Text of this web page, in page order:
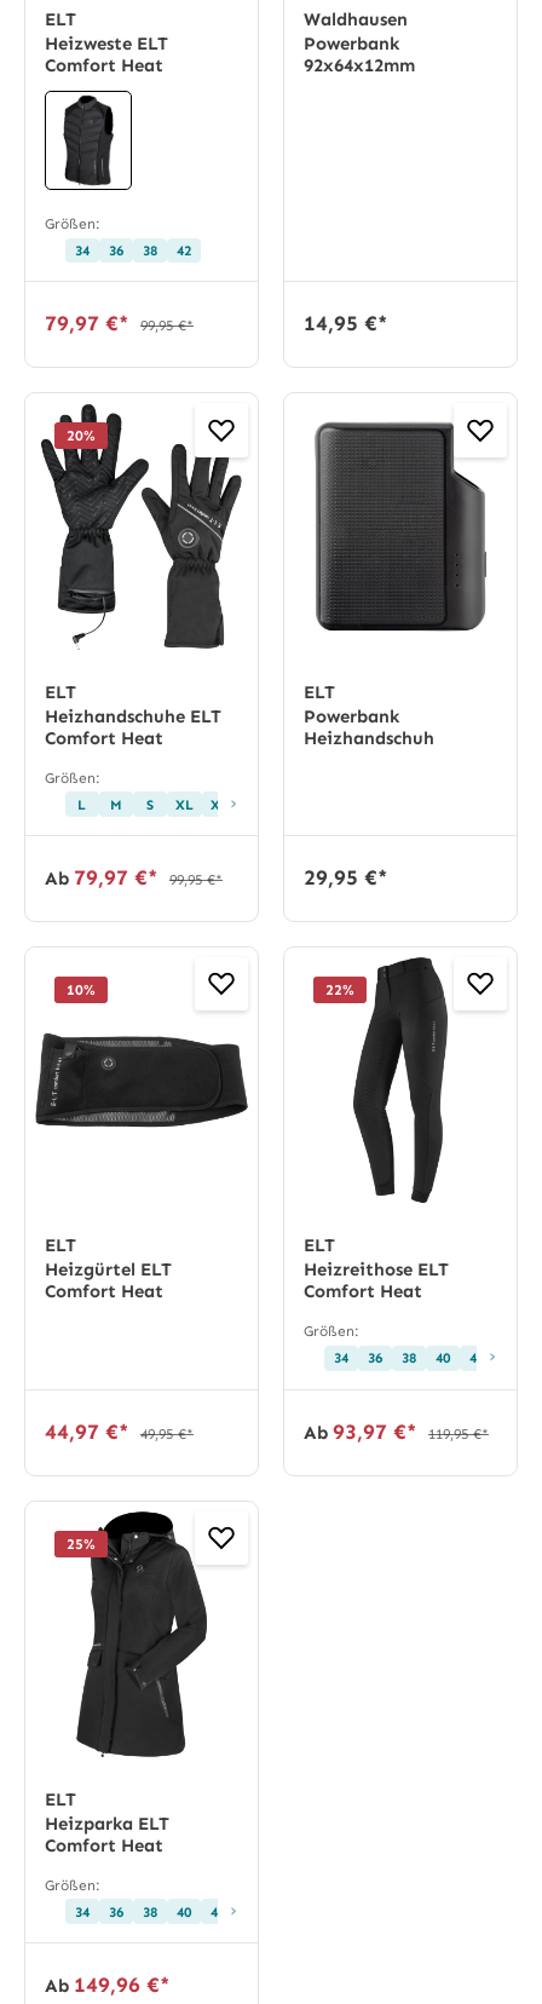
ELT
Heizweste ELT
Comfort Heat
Größen:
34
36 38 42
79,97 €* 99,95 €*
Waldhausen
Powerbank
92x64x12mm
14,95 €*
20%
ELT
Heizhandschuhe ELT
Comfort Heat
Größen:
L
M S XL XS ›
Ab 79,97 €* 99,95 €*
ELT
Powerbank
Heizhandschuh
29,95 €*
10%
ELT
Heizgürtel ELT
Comfort Heat
44,97 €* 49,95 €*
22%
ELT
Heizreithose ELT
Comfort Heat
Größen:
34
36 38 40 42 ›
Ab 93,97 €* 119,95 €*
25%
ELT
Heizparka ELT
Comfort Heat
Größen:
34
36 38 40 42 ›
Ab 149,96 €*